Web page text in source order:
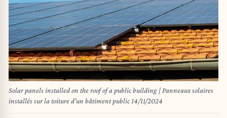
Solar panels installed on the roof of a public building | Panneaux solaires
installés sur la toiture d'un bâtiment public 14/11/2024